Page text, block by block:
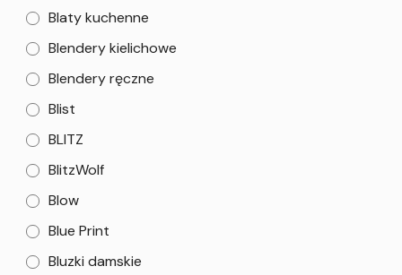
Blaty kuchenne
Blendery kielichowe
Blendery ręczne
Blist
BLITZ
BlitzWolf
Blow
Blue Print
Bluzki damskie